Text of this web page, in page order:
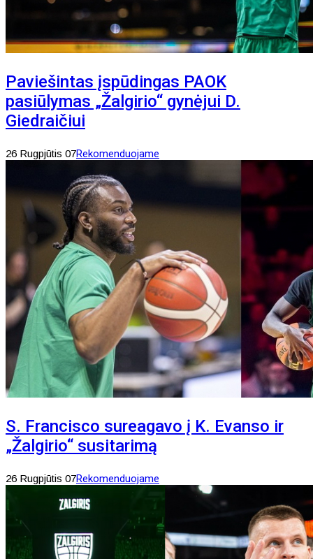
Paviešintas įspūdingas PAOK
pasiūlymas „Žalgirio“ gynėjui D.
Giedraičiui
26 Rugpjūtis 07Rekomenduojame
S. Francisco sureagavo į K. Evanso ir
„Žalgirio“ susitarimą
26 Rugpjūtis 07Rekomenduojame